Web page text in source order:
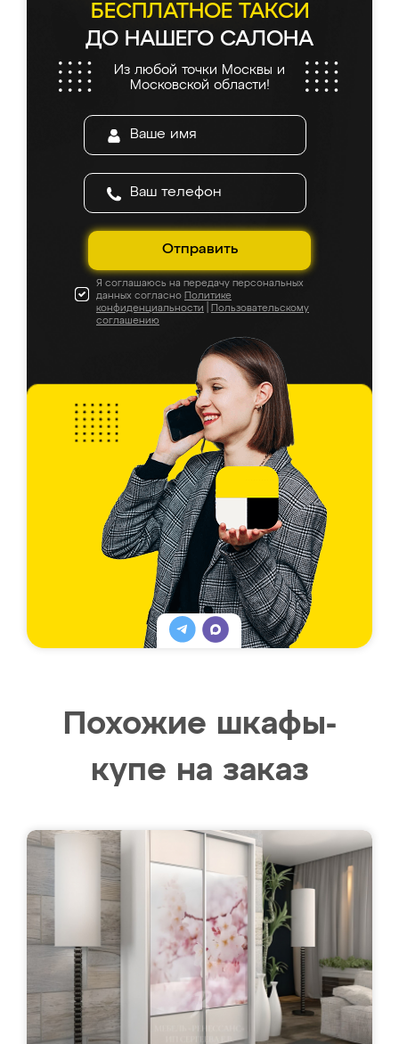
БЕСПЛАТНОЕ ТАКСИ
ДО НАШЕГО САЛОНА
Из любой точки Москвы и
Московской области!
Отправить
Я соглашаюсь на передачу персональных
данных согласно Политике
конфиденциальности
Пользовательскому
соглашению
Похожие шкафы-
купе на заказ